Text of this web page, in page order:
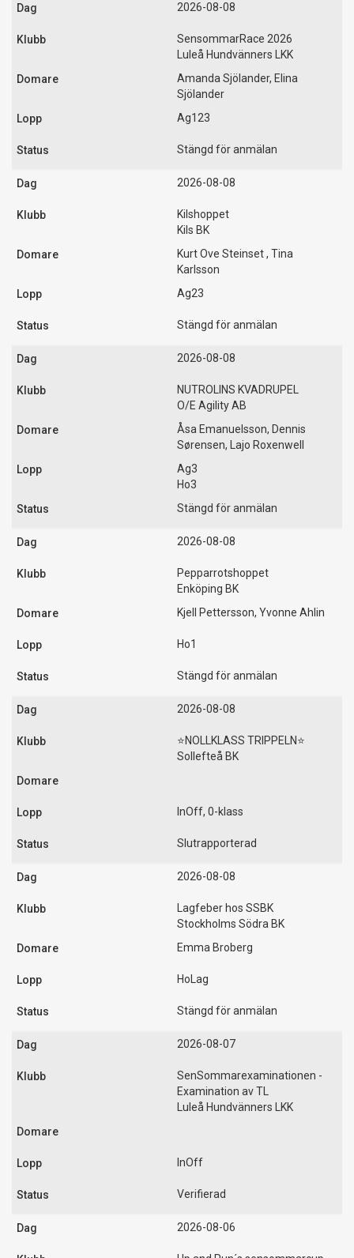
2026-08-08
SensommarRace 2026
Luleå Hundvänners LKK
Amanda Sjölander, Elina
Sjölander
Ag123
Stängd för anmälan
2026-08-08
Kilshoppet
Kils BK
Kurt Ove Steinset , Tina
Karlsson
Ag23
Stängd för anmälan
2026-08-08
NUTROLINS KVADRUPEL
O/E Agility AB
Åsa Emanuelsson, Dennis
Sørensen, Lajo Roxenwell
Ag3
Ho3
Stängd för anmälan
2026-08-08
Pepparrotshoppet
Enköping BK
Kjell Pettersson, Yvonne Ahlin
Ho1
Stängd för anmälan
2026-08-08
⭐️NOLLKLASS TRIPPELN⭐️
Sollefteå BK
InOff, 0-klass
Slutrapporterad
2026-08-08
Lagfeber hos SSBK
Stockholms Södra BK
Emma Broberg
HoLag
Stängd för anmälan
2026-08-07
SenSommarexaminationen -
Examination av TL
Luleå Hundvänners LKK
InOff
Verifierad
2026-08-06